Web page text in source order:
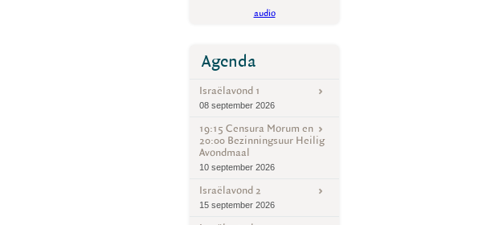
audio
Agenda
Israëlavond 1
08 september 2026
19:15 Censura Morum en
20:00 Bezinningsuur Heilig
Avondmaal
10 september 2026
Israëlavond 2
15 september 2026